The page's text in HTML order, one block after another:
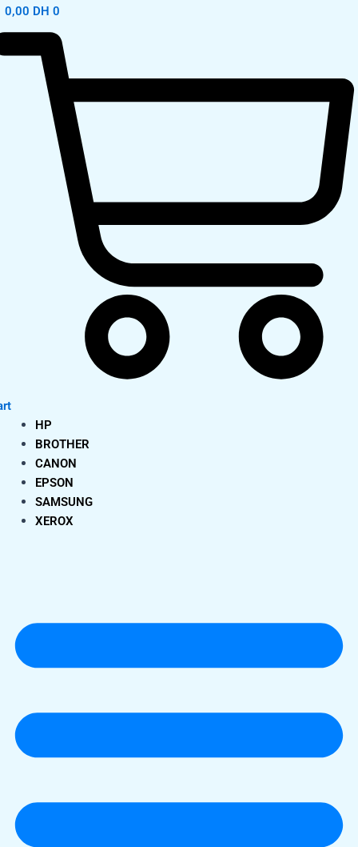
0,00 DH 0
HP
BROTHER
CANON
EPSON
SAMSUNG
XEROX